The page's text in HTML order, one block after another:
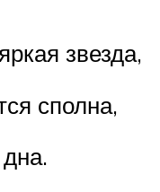
звезда,
сполна,